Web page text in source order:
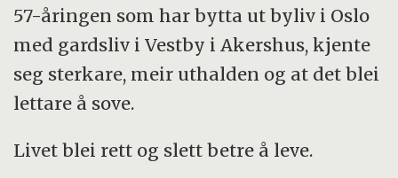
57-åringen som har bytta ut byliv i Oslo
med gardsliv i Vestby i Akershus, kjente
seg sterkare, meir uthalden og at det blei
lettare å sove.
Livet blei rett og slett betre å leve.